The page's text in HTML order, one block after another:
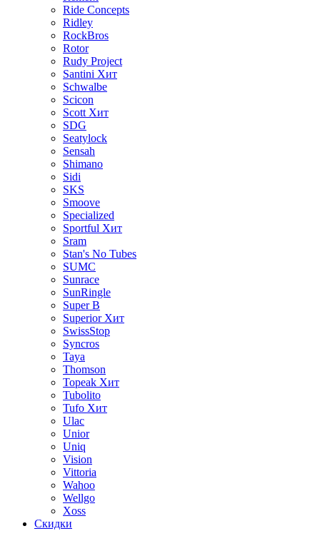
Ride Concepts
Ridley
RockBros
Rotor
Rudy Project
Santini Хит
Schwalbe
Scicon
Scott Хит
SDG
Seatylock
Sensah
Shimano
Sidi
SKS
Smoove
Specialized
Sportful Хит
Sram
Stan's No Tubes
SUMC
Sunrace
SunRingle
Super B
Superior Хит
SwissStop
Syncros
Taya
Thomson
Topeak Хит
Tubolito
Tufo Хит
Ulac
Unior
Uniq
Vision
Vittoria
Wahoo
Wellgo
Xoss
Скидки